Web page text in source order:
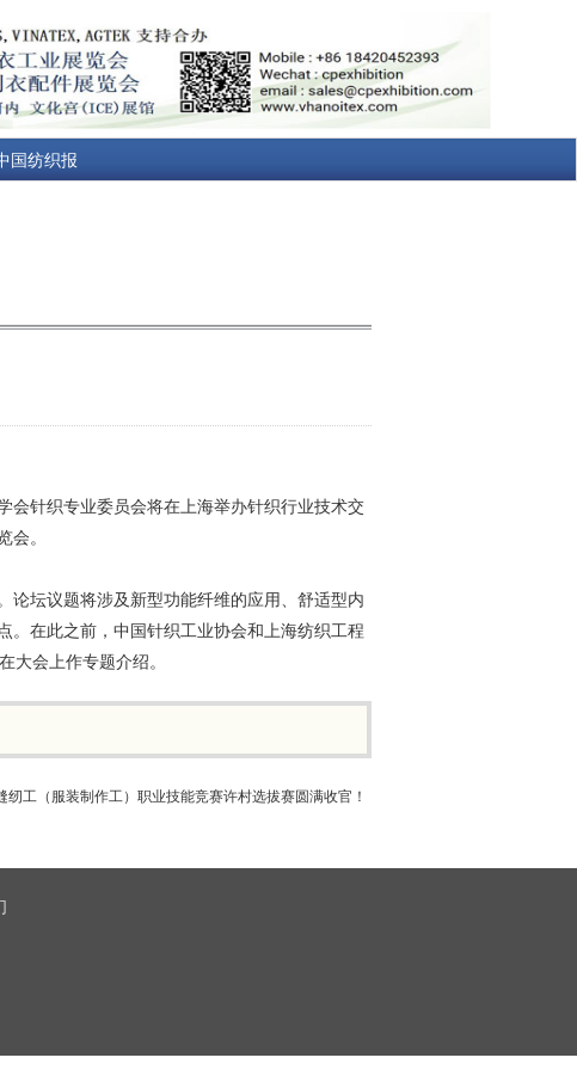
国纺织报
会针织专业委员会将在上海举办针织行业技术交
。
论坛议题将涉及新型功能纤维的应用、舒适型内
。在此之前，中国针织工业协会和上海纺织工程
大会上作专题介绍。
工（服装制作工）职业技能竞赛许村选拔赛圆满收官！